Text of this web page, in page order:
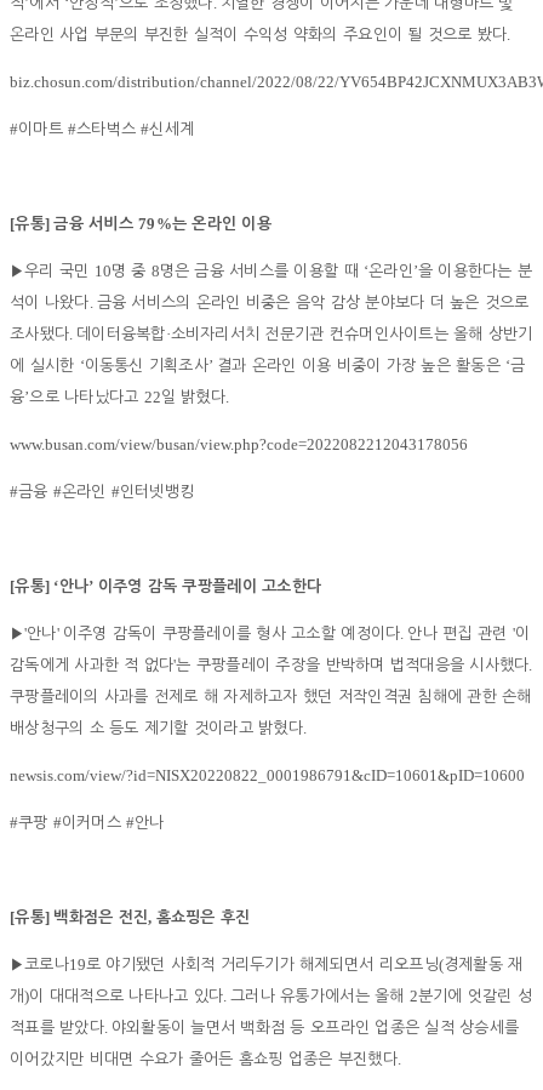
적 에서 안정적 으로 조정했다
치열한 경쟁이 이어지는 가운데 대형마트 및
온라인 사업 부문의 부진한 실적이 수익성 약화의 주요인이 될 것으로 봤다.
biz.chosun.com/distribution/channel/2022/08/22/
#이마트#스타벅스#신세계
[유통]금융 서비스79%는 온라인 이용
▶우리 국민 10명 중 8명은 금융 서비스를 이용할 때 ‘온라인 ’을 이용한다는 분
석이 나왔다. 금융 서비스의 온라인 비중은 음악 감상 분야보다 더 높은 것으로
조사됐다. 데이터융복합·소비자리서치 전문기관 컨슈머인사이트는 올해 상반기
에 실시한 ‘이동통신 기획조사’ 결과 온라인 이용 비중이 가장 높은 활동은 ‘금
융’으로 나타났다고 22일 밝혔다.
www.busan.com/view/busan/view.php?code=2022082212043178056
#금융 #온라인 #인터넷뱅킹
[유통] ‘안나’ 이주영 감독 쿠팡플레이 고소한다
▶'안나' 이주영 감독이 쿠팡플레이를 형사 고소할 예정이다. 안나 편집 관련 '이
감독에게 사과한 적 없다'는 쿠팡플레이 주장을 반박하며 법적대응을 시사했다.
쿠팡플레이의 사과를 전제로 해 자제하고자 했던 저작인격권 침해에 관한 손해
배상청구의 소 등도 제기할 것이라고 밝혔다.
newsis.com/view/?id=NISX20220822_0001986791&cID=10601&pID=10600
#쿠팡 #이커머스#안나
[유통] 백화점은 전진, 홈쇼핑은 후진
▶코로나19로 야기됐던 사회적 거리두기가 해제되면서 리오프닝(경제활동 재
개)이 대대적으로 나타나고 있다.그러나 유통가에서는 올해 2분기에 엇갈린 성
적표를 받았다. 야외활동이 늘면서 백화점 등 오프라인 업종은 실적 상승세를
이어갔지만 비대면 수요가 줄어든 홈쇼핑 업종은 부진했다.